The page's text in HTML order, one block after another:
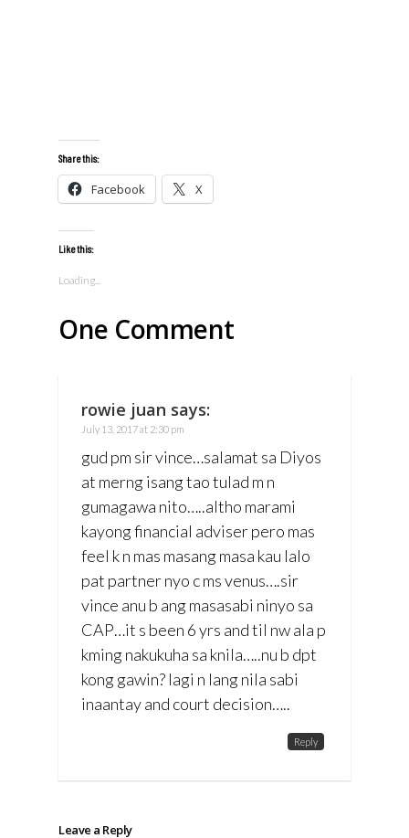
Share this:
Facebook X
Like this:
Loading...
One Comment
rowie juan says:
July 13, 2017 at 2:30 pm
gud pm sir vince…salamat sa Diyos
at merng isang tao tulad m n
gumagawa nito…..altho marami
kayong financial adviser pero mas
feel k n mas masang masa kau lalo
pat partner nyo c ms venus….sir
vince anu b ang masasabi ninyo sa
CAP…it s been 6 yrs and til nw ala p
kming nakukuha sa knila…..nu b dpt
kong gawin? lagi n lang nila sabi
inaantay and court decision…..
Reply
Leave a Reply